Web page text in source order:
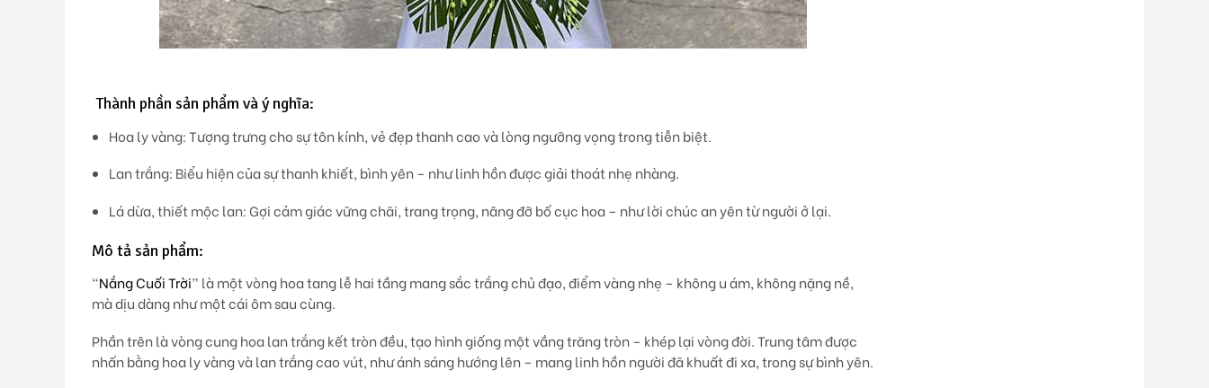
Thành phần sản phẩm và ý nghĩa:
Hoa ly vàng:Tượng trưng cho sự tôn kính, vẻ đẹp thanh cao và lòng ngưỡng vọng trong tiễn biệt.
Lan trắng: Biểu hiện của sự thanh khiết, bình yên – như linh hồn được giải thoát nhẹ nhàng.
Lá dừa, thiết mộc lan:Gợi cảm giác vững chãi, trang trọng, nâng đỡ bố cục hoa – như lời chúc an yên từ người ở lại.
Mô tả sản phẩm:
“Nắng Cuối Trời” là một vòng hoa tang lễ hai tầng mang sắc trắng chủ đạo, điểm vàng nhẹ – không u ám, không nặng nề,
mà dịu dàng như một cái ôm sau cùng.
Phần trên là vòng cung hoalan trắng kết tròn đều, tạo hình giống một vầng trăng tròn – khép lại vòng đời. Trung tâm được
nhấn bằnghoa ly vàngvà lan trắng cao vút, như ánh sáng hướng lên – mang linh hồn người đã khuất đi xa, trong sự bình yên.